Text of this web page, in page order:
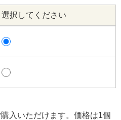
選択してください
入いただけます。価格は1個